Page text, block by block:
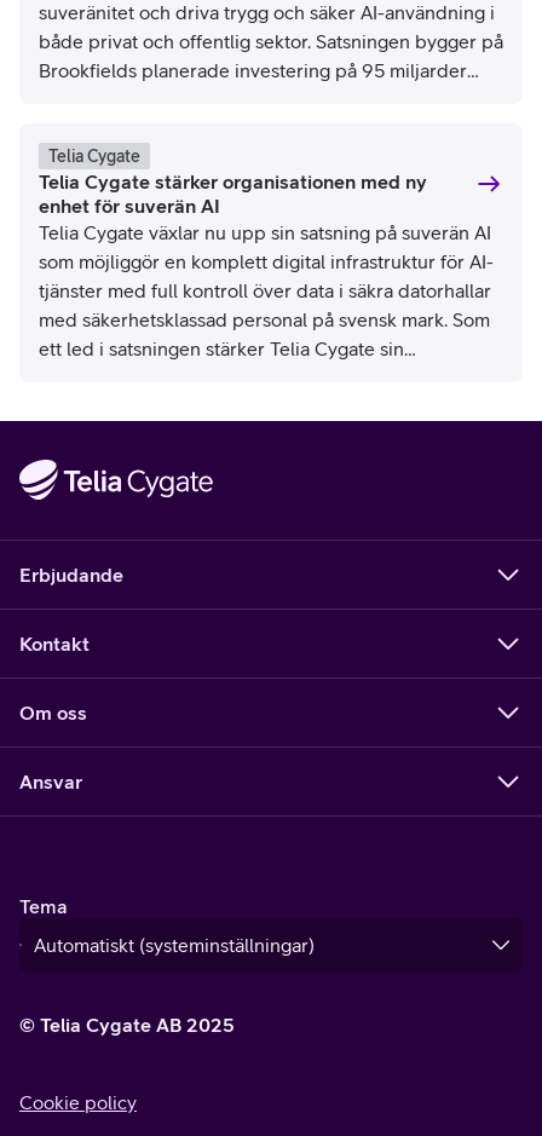
suveränitet och driva trygg och säker AI-användning i
både privat och offentlig sektor. Satsningen bygger på
Brookfields planerade investering på 95 miljarder
och leverera suveräna AI-tjänster på.
Telia Cygate
Telia Cygate stärker organisationen med ny
enhet för suverän AI
Telia Cygate växlar nu upp sin satsning på suverän AI
som möjliggör en komplett digital infrastruktur för AI-
tjänster med full kontroll över data i säkra datorhallar
med säkerhetsklassad personal på svensk mark. Som
ett led i satsningen stärker Telia Cygate sin
enheten pågår nu.
Erbjudande
Kontakt
Om oss
Ansvar
Tema
© Telia Cygate AB 2025
Cookie policy